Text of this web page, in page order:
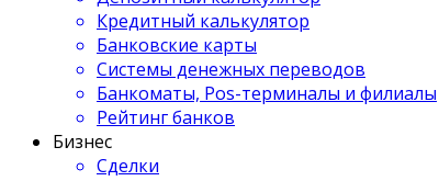
Кредитный калькулятор
Банковские карты
Системы денежных переводов
Банкоматы, Pos-терминалы и филиалы
Рейтинг банков
Бизнес
Сделки